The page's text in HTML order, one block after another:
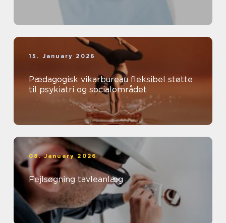
15. January 2026
Pædagogisk vikarbureau fleksibel støtte
til psykiatri og socialområdet
08. January 2026
Fejlsøgning tavleanlæg